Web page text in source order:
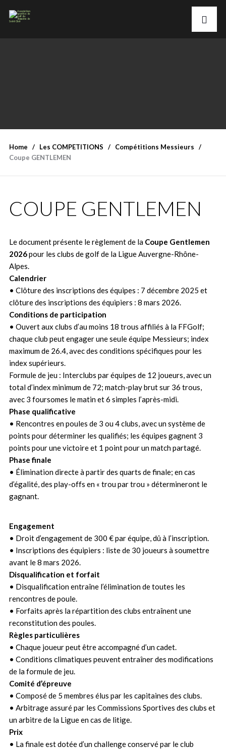
Home Les COMPETITIONS
Compétitions Messieurs
Coupe GENTLEMEN
COUPE GENTLEMEN
Le document présente le règlement de laCoupe Gentlemen
2026pour les clubs de golf de la Ligue Auvergne-Rhône-
Alpes.
Calendrier
• Clôture des inscriptions des équipes : 7 décembre 2025 et
clôture des inscriptions des équipiers : 8 mars 2026.
Conditions de participation
• Ouvert aux clubs d’au moins 18 trous affiliés à la FFGolf;
chaque club peut engager une seule équipe Messieurs; index
maximum de 26.4, avec des conditions spécifiques pour les
index supérieurs.
Formule de jeu : Interclubs par équipes de 12 joueurs, avec un
total d’index minimum de 72; match-play brut sur 36 trous,
avec 3 foursomes le matin et 6 simples l’après-midi.
Phase qualificative
• Rencontres en poules de 3 ou 4 clubs, avec un système de
points pour déterminer les qualifiés; les équipes gagnent 3
points pour une victoire et 1 point pour un match partagé.
Phase finale
• Élimination directe à partir des quarts de finale; en cas
d’égalité, des play-offs en « trou par trou » détermineront le
gagnant.
Engagement
• Droit d’engagement de 300 € par équipe, dû à l’inscription.
• Inscriptions des équipiers : liste de 30 joueurs à soumettre
avant le 8 mars 2026.
Disqualification et forfait
• Disqualification entraîne l’élimination de toutes les
rencontres de poule.
• Forfaits après la répartition des clubs entraînent une
reconstitution des poules.
Règles particulières
• Chaque joueur peut être accompagné d’un cadet.
• Conditions climatiques peuvent entraîner des modifications
de la formule de jeu.
Comité d’épreuve
• Composé de 5 membres élus par les capitaines des clubs.
• Arbitrage assuré par les Commissions Sportives des clubs et
un arbitre de la Ligue en cas de litige.
Prix
• La finale est dotée d’un challenge conservé par le club